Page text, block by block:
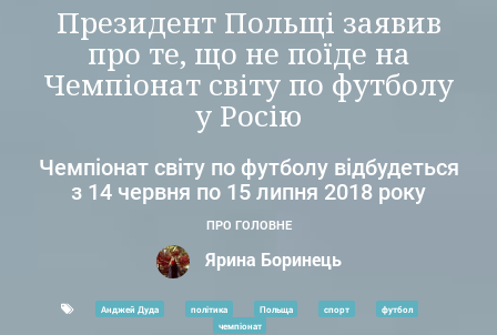
Президент Польщі заявив
про те, що не поїде на
Чемпіонат світу по футболу
у Росію
Чемпіонат світу по футболу відбудеться
з 14 червня по 15 липня 2018 року
ПРО ГОЛОВНЕ
Ярина Боринець
Анджей Дуда політика Польща спорт
футбол
чемпіонат